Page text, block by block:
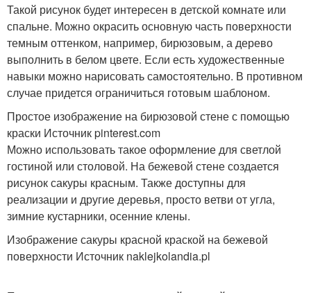
Такой рисунок будет интересен в детской комнате или
спальне. Можно окрасить основную часть поверхности
темным оттенком, например, бирюзовым, а дерево
выполнить в белом цвете. Если есть художественные
навыки можно нарисовать самостоятельно. В противном
случае придется ограничиться готовым шаблоном.
Простое изображение на бирюзовой стене с помощью
краски Источник pinterest.com
Можно использовать такое оформление для светлой
гостиной или столовой. На бежевой стене создается
рисунок сакуры красным. Также доступны для
реализации и другие деревья, просто ветви от угла,
зимние кустарники, осенние клены.
Изображение сакуры красной краской на бежевой
поверхности Источник naklejkolandia.pl